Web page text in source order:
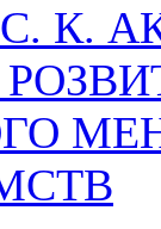
С. К.